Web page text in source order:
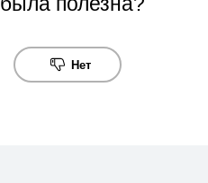
Нет